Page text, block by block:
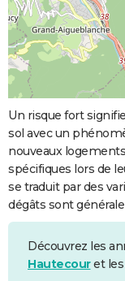
Un risque fort
sol avec un
nouveaux
spécifiques lors de
se traduit par des
dégâts sont
Découvrez les
Hautecouret les